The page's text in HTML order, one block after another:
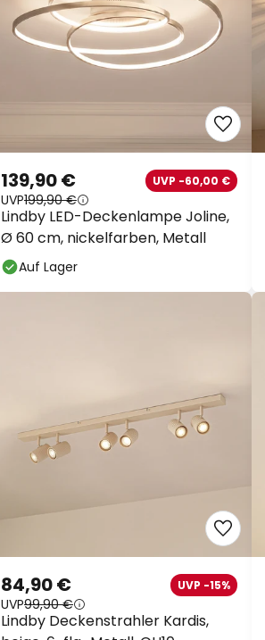
Lindby LED-Deckenlampe Joline,
Ø 60 cm, nickelfarben, Metall
139,90 € UVP -60,00 €
UVP199,90 €
Auf Lager
Lindby Deckenstrahler Kardis,
84,90 € UVP -15%
UVP99,90 €